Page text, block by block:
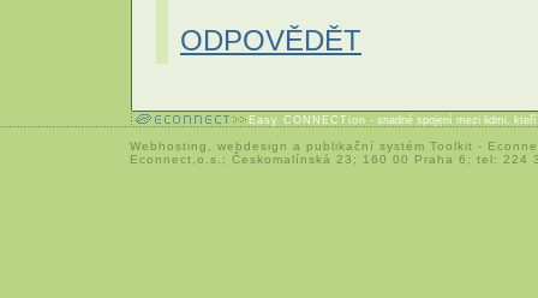
ODPOVĚDĚT
Easy CONNECTion - snadné spojení mezi lidmi,
Webhosting webdesign a publikační systém Toolkit -
Econnect,o.s.; Českomalínská 23; 160 00 Praha 6; tel: 224